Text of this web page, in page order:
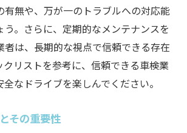
を持つ業者の選び方
の裏にある技術力の証明
良い車検業者を探す方法
型業者のメリット
判を調べる効果的な方法
のキャンペーンを活用する
有無や、万が一のトラブルへの対応能
う。さらに、定期的なメンテナンスを
者は、長期的な視点で信頼できる存在
クリストを参考に、信頼できる車検業
なドライブを楽しんでください。
その重要性